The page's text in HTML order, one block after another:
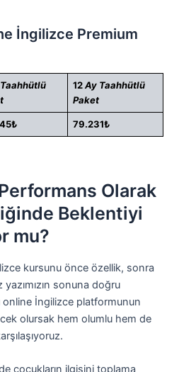
İngilizce Premium
12Ay Taahhütlü
Paket
79.231₺
Olarak
Beklentiyi
mu?
kursunu önce özellik, sonra
sonuna doğru
online İngilizce platformunun
olursak hem olumlu hem de